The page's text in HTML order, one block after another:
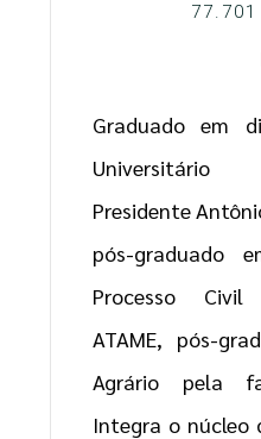
77.701
Graduado em
Presidente
pós-graduado
Processo
ATAME, pós-
Agrário pela
Integra o núcleo